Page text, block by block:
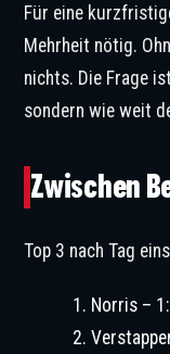
Für eine
Mehrheit nötig.
nichts. Die Frage
sondern wie weit
Zwischen
Top 3 nach Tag
Norris –